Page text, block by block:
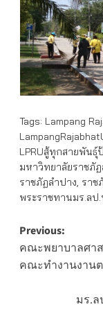
Tags: Lampang
LPRUสู้ทุกสายพันธุ์
มหาวิทยาลัยราชภั
ราชภัฏลำปาง, ราช
พระราชทานมร.ล
Post
Previous:
คณะพยาบาลศา
คณะทำงานงาน
มร.